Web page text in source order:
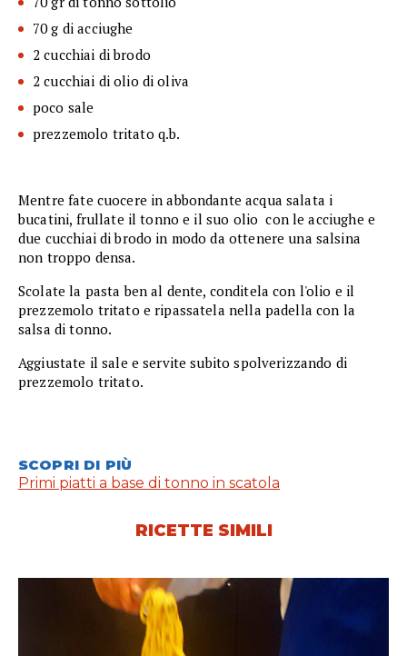
70 g di acciughe
2 cucchiai di brodo
2 cucchiai di olio di oliva
poco sale
prezzemolo tritato q.b.
Mentre fate cuocere in abbondante acqua salata i
bucatini, frullate il tonno e il suo olio con le acciughe e
due cucchiai di brodo in modo da ottenere una salsina
non troppo densa.
Scolate la pasta ben al dente, conditela con l'olio e il
prezzemolo tritato e ripassatela nella padella con la
salsa di tonno.
Aggiustate il sale e servite subito spolverizzando di
prezzemolo tritato.
SCOPRI DI PIÙ
Primi piatti a base di tonno in scatola
RICETTE SIMILI